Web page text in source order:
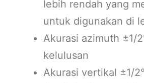
lebih rendah yang
untuk digunakan di
Akurasi azimuth ±1/
kelulusan
Akurasi vertikal ±1/